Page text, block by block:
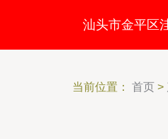
汕头市金平区
当前位置： 首页 >